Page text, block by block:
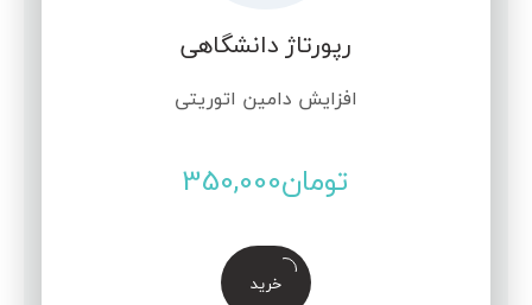
رپورتاژ دانشگاهی
افزایش دامین اتوریتی
تومان350,000
خرید